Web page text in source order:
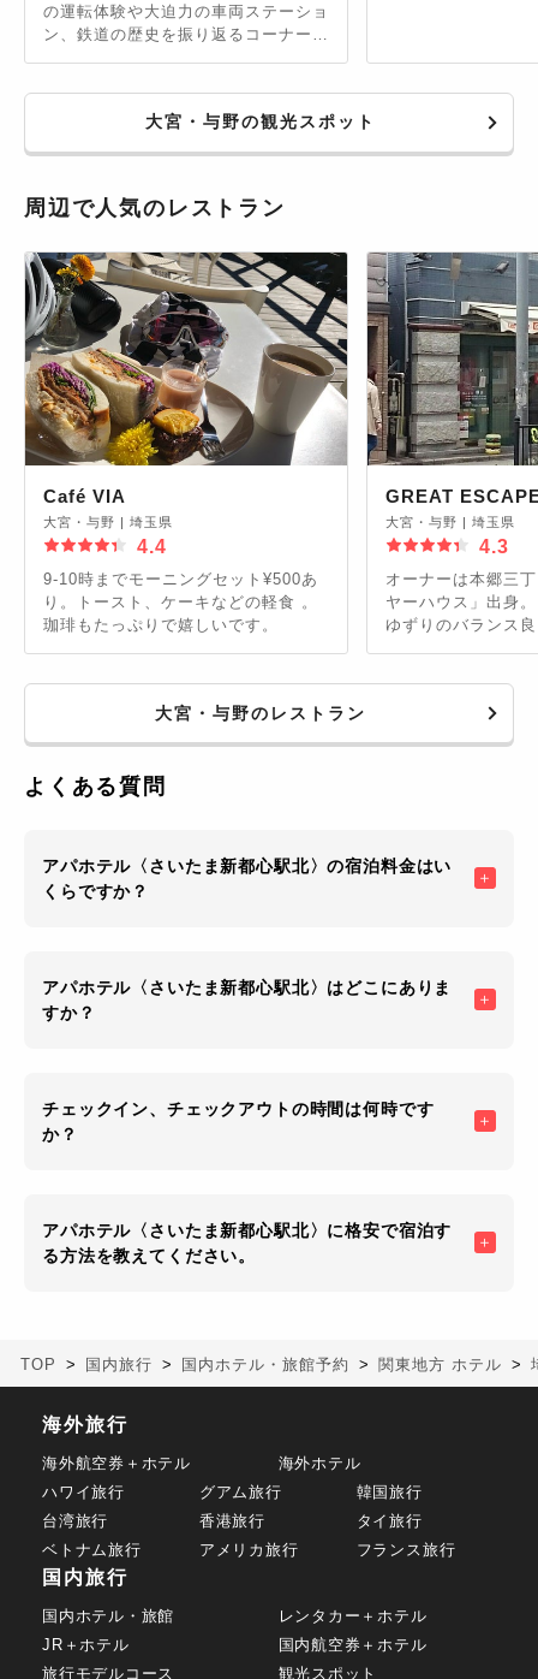
の運転体験や大迫力の車両ステーショ
ン、鉄道の歴史を振り返るコーナーに
った場所を改装してできてお
り、2018年には新館もオープンす
大宮・与野の観光スポット
周辺で人気のレストラン
Café VIA
大宮・与野 埼玉県
4.4
9-10時までモーニングセット¥500あ
り。トースト、ケーキなどの軽食 。
珈琲もたっぷりで嬉しいです。
GREAT
大宮・与野 埼玉県
4.3
オーナーは本郷三
ヤーハウス」出身
ゆずりのバランス
大宮・与野のレストラン
よくある質問
アパホテル〈さいたま新都心駅北〉の宿泊料金はい
くらですか？
アパホテル〈さいたま新都心駅北〉はどこにありま
すか？
チェックイン、チェックアウトの時間は何時です
か？
アパホテル〈さいたま新都心駅北〉に格安で宿泊す
る方法を教えてください。
TOP 国内旅行 国内ホテル・旅館予約 関東地方 ホテル
海外旅行
海外航空券＋ホテル
海外ホテル
ハワイ旅行
グアム旅行
韓国旅行
台湾旅行
香港旅行
タイ旅行
ベトナム旅行
アメリカ旅行 フランス旅行
国内旅行
国内ホテル・旅館
レンタカー＋ホテル
JR＋ホテル
国内航空券＋ホテル
旅行モデルコース
観光スポット